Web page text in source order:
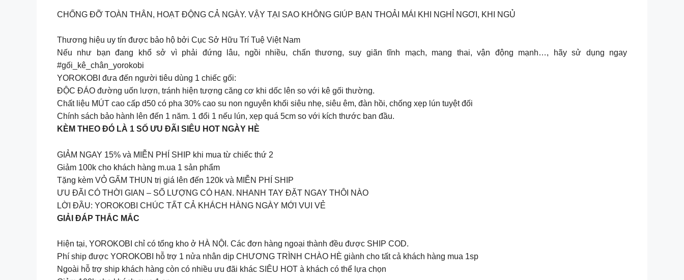
CHỐNG ĐỠ TOÀN THÂN, HOẠT ĐỘNG CẢ NGÀY. VẬY TẠI SAO KHÔNG GIÚP BẠN THOẢI MÁI KHI NGHỈ NGƠI, KHI NGỦ
Thương hiệu uy tín được bảo hộ bởi Cục Sở Hữu Trí Tuệ Việt Nam
Nếu như bạn đang khổ sở vì phải đứng lâu, ngồi nhiều, chấn thương, suy giãn tĩnh mạch, mang thai, vận động mạnh…, hãy sử dụng ngay
#gối_kê_chân_yorokobi
YOROKOBI đưa đến người tiêu dùng 1 chiếc gối:
ĐỘC ĐÁO đường uốn lượn, tránh hiện tượng căng cơ khi dốc lên so với kê gối thường.
Chất liệu MÚT cao cấp d50 có pha 30% cao su non nguyên khối siêu nhẹ, siêu êm, đàn hồi, chống xẹp lún tuyệt đối
Chính sách bảo hành lên đến 1 năm. 1 đổi 1 nếu lún, xẹp quá 5cm so với kích thước ban đầu.
KÈM THEO ĐÓ LÀ 1 SỐ ƯU ĐÃI SIÊU HOT NGÀY HÈ
GIẢM NGAY 15% và MIỄN PHÍ SHIP khi mua từ chiếc thứ 2
Giảm 100k cho khách hàng m.ua 1 sản phẩm
Tặng kèm VỎ GẤM THUN trị giá lên đến 120k và MIỄN PHÍ SHIP
ƯU ĐÃI CÓ THỜI GIAN – SỐ LƯỢNG CÓ HẠN. NHANH TAY ĐẶT NGAY THÔI NÀO
LỜI ĐẦU: YOROKOBI CHÚC TẤT CẢ KHÁCH HÀNG NGÀY MỚI VUI VẺ
GIẢI ĐÁP THẮC MẮC
Hiện tại, YOROKOBI chỉ có tổng kho ở HÀ NỘI. Các đơn hàng ngoại thành đều được SHIP COD.
Phí ship được YOROKOBI hỗ trợ 1 nửa nhân dịp CHƯƠNG TRÌNH CHÀO HÈ giành cho tất cả khách hàng mua 1sp
Ngoài hỗ trợ ship khách hàng còn có nhiều ưu đãi khác SIÊU HOT à khách có thể lựa chọn